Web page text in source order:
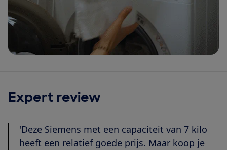
Expert review
'Deze Siemens met een capaciteit van 7 kilo
heeft een relatief goede prijs. Maar koop je